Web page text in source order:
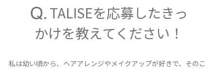
TALISEを応募したきっ
かけを教えてください！
私は幼い頃から、ヘアアレンジやメイクアップが好きで、そのこ